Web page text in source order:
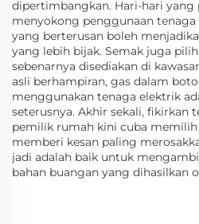
dipertimbangkan. Hari-hari yang
menyokong penggunaan
yang berterusan boleh
yang lebih bijak. Semak juga
sebenarnya disediakan di
asli berhampiran, gas dalam
menggunakan tenaga elektrik
seterusnya. Akhir sekali, fikirkan
pemilik rumah kini cuba
memberi kesan paling
jadi adalah baik untuk
bahan buangan yang dihasilkan